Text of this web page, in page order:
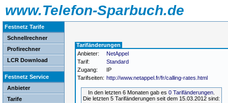
www.Telefon-Sparbuch.de
Festnetz Tarife
Schnellrechner
Profirechner
LCR Download
Festnetz Service
Anbieter
Tarife
Tarifänderungen
Anbieter:
NetAppel
Tarif:
Standard
Zugang:
IP
Tarifseiten: http://www.netappel.fr/fr/calling-rates.html
In den letzten 6 Monaten gab es 0 Tarifänderungen
Die letzten 5 Tarifänderungen seit dem 15.03.2012 sind: